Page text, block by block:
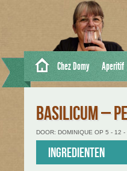
Chez Domy Aperitif
BASILICUM –
DOOR: DOMINIQUE OP 5 - 12
Ingredienten